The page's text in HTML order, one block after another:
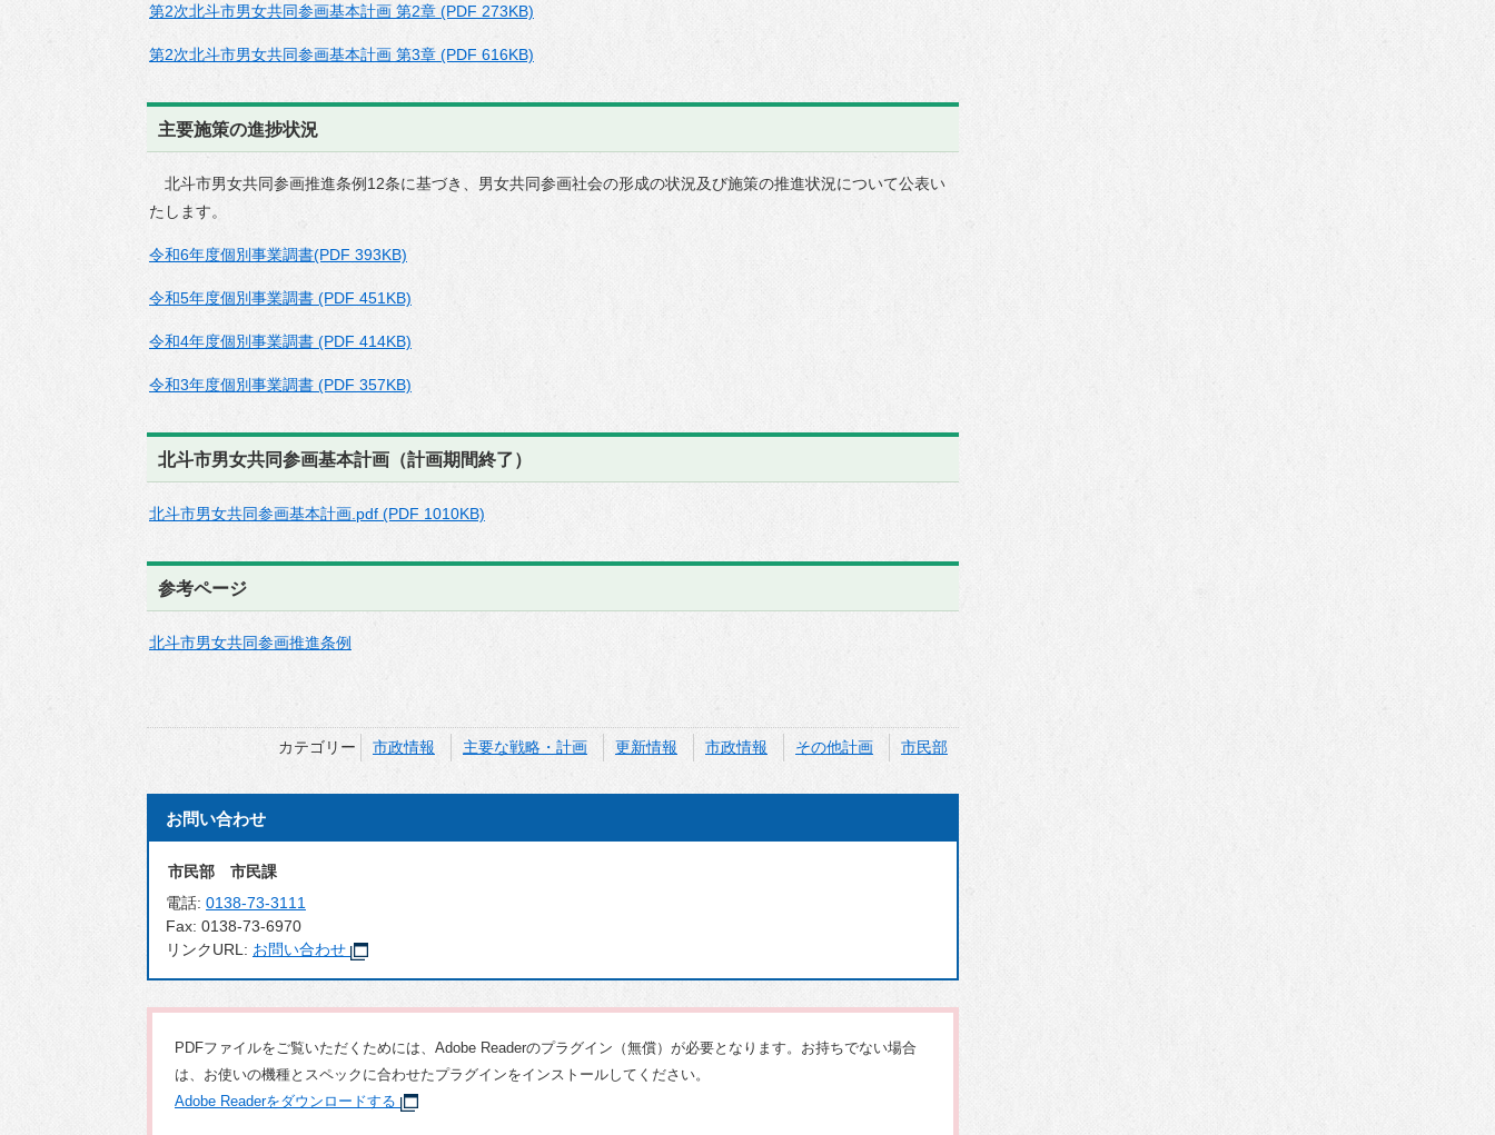
第2次北斗市男女共同参画基本計画 第2章 (PDF 273KB)
第2次北斗市男女共同参画基本計画 第3章 (PDF 616KB)
主要施策の進捗状況
北斗市男女共同参画推進条例12条に基づき、男女共同参画社会の形成の状況及び施策の推進状況について公表い
たします。
令和6年度個別事業調書(PDF 393KB)
令和5年度個別事業調書 (PDF 451KB)
令和4年度個別事業調書 (PDF 414KB)
令和3年度個別事業調書 (PDF 357KB)
北斗市男女共同参画基本計画（計画期間終了）
北斗市男女共同参画基本計画.pdf (PDF 1010KB)
参考ページ
北斗市男女共同参画推進条例
カテゴリー 市政情報 主要な戦略・計画 更新情報 市政情報 その他計画 市民部
お問い合わせ
市民部 市民課
電話: 0138-73-3111
Fax: 0138-73-6970
リンクURL: お問い合わせ
PDFファイルをご覧いただくためには、Adobe Readerのプラグイン（無償）が必要となります。お持ちでない場合
は、お使いの機種とスペックに合わせたプラグインをインストールしてください。
Adobe Readerをダウンロードする